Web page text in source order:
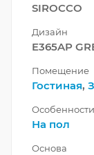
SIROCCO
Дизайн
E365AP
Помещение
Гостиная,
Особенности
На пол
Основа